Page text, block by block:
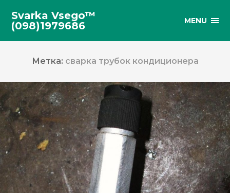
Svarka Vsego™
(098)1979686
MENU
Метка: сварка трубок кондиционера